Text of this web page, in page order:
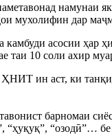
намунаи
мухолифин дар
асосии ҳар
таи 10 соли ахир
ин аст, ки
барномаи
“ҳуқуқ”, “озодӣ”…